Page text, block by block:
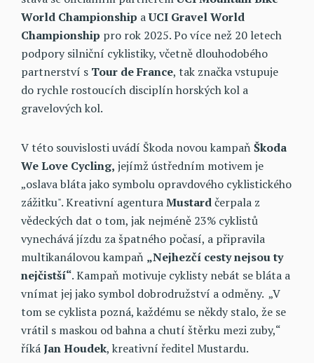
World Championship aUCI Gravel World
Championship pro rok 2025. Po více než 20 letech
podpory silniční cyklistiky, včetně dlouhodobého
partnerství s Tour de France, tak značka vstupuje
do rychle rostoucích disciplín horských kol a
gravelových kol.
V této souvislosti uvádí Škoda novou kampaň Škoda
We Love Cycling, jejímž ústředním motivem je
„oslava bláta jako symbolu opravdového cyklistického
zážitku". Kreativní agenturaMustardčerpala z
vědeckých dat o tom, jak nejméně 23% cyklistů
vynechává jízdu za špatného počasí, a připravila
multikanálovou kampaň „Nejhezčí cesty nejsou ty
nejčistší“. Kampaň motivuje cyklisty nebát se bláta a
vnímat jej jako symbol dobrodružství a odměny. „V
tom se cyklista pozná, každému se někdy stalo, že se
vrátil s maskou od bahna a chutí štěrku mezi zuby,“
říkáJan Houdek, kreativní ředitel Mustardu.